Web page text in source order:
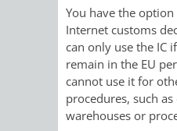
MENSCHEN
MIT
BEHINDERUNG
MIT
DEMENZ
MIGRANTEN
You have the
Internet customs
can only use the IC
remain in the EU
cannot use it for
procedures, such
warehouses or